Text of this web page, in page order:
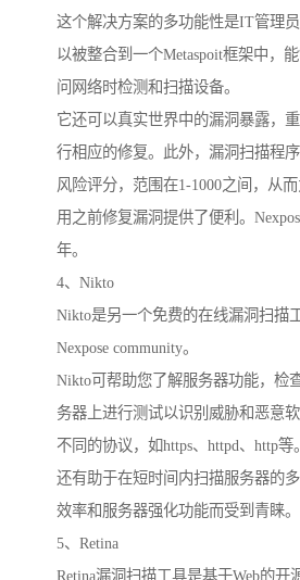
这个解决方案的多功能性是IT管理
以被整合到一个Metaspoit框架中，
问网络时检测和扫描设备。
它还可以真实世界中的漏洞暴露，
行相应的修复。此外，漏洞扫描程
风险评分，范围在1-1000之间，从
用之前修复漏洞提供了便利。
年。
4、Nikto
Nikto是另一个免费的在线漏洞扫描
Nexpose community。
Nikto可帮助您了解服务器功能，检
务器上进行测试以识别威胁和恶意
不同的协议，如https、httpd、http等。
还有助于在短时间内扫描服务器的
效率和服务器强化功能而受到青睐。
5、Retina
Retina漏洞扫描工具是基于Web的开